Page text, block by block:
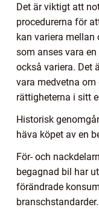
Det är viktigt att
procedurerna för
kan variera mellan
som anses vara
också variera. Det
vara medvetna om
rättigheterna i sitt
Historisk
häva köpet av en
För- och
begagnad bil har
förändrade